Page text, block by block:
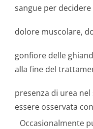
sangue per
dolore muscolare,
gonfiore delle
alla fine del
presenza di urea
essere osservata
Occasionalmente